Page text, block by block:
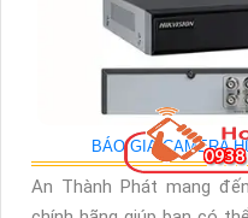
BÁO GIÁ CAMERA
An Thành Phát mang